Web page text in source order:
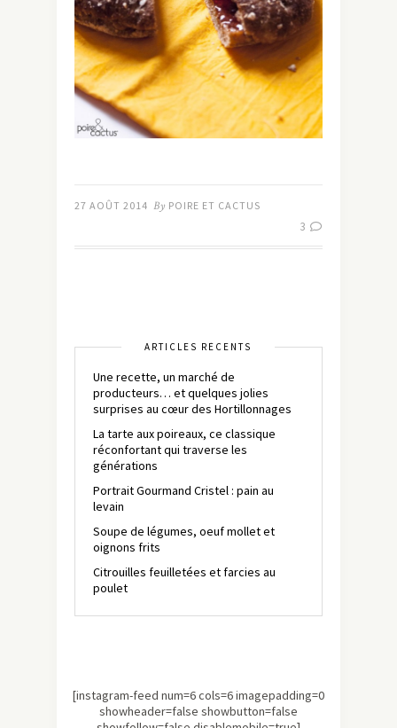
27 AOÛT 2014 By POIRE ET CACTUS
3
ARTICLES RÉCENTS
Une recette, un marché de
producteurs… et quelques jolies
surprises au cœur des Hortillonnages
La tarte aux poireaux, ce classique
réconfortant qui traverse les
générations
Portrait Gourmand Cristel : pain au
levain
Soupe de légumes, oeuf mollet et
oignons frits
Citrouilles feuilletées et farcies au
poulet
[instagram-feed num=6 cols=6 imagepadding=0
showheader=false showbutton=false